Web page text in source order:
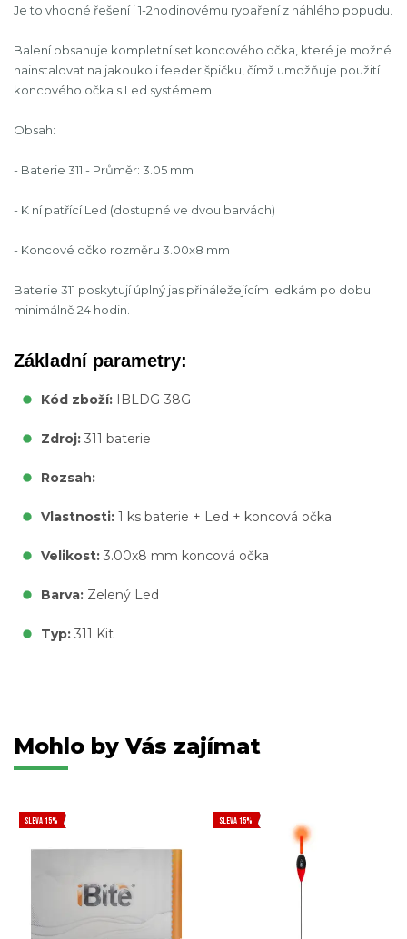
Je to vhodné řešení i 1-2hodinovému rybaření z náhlého popudu.
Balení obsahuje kompletní set koncového očka, které je možné
nainstalovat na jakoukoli feeder špičku, čímž umožňuje použití
koncového očka s Led systémem.
Obsah:
- Baterie 311 - Průměr: 3.05 mm
- K ní patřící Led (dostupné ve dvou barvách)
- Koncové očko rozměru 3.00x8 mm
Baterie 311 poskytují úplný jas přináležejícím ledkám po dobu
minimálně 24 hodin.
Základní parametry:
Kód zboží: IBLDG-38G
Zdroj: 311 baterie
Rozsah:
Vlastnosti: 1 ks baterie + Led + koncová očka
Velikost: 3.00x8 mm koncová očka
Barva: Zelený Led
Typ: 311 Kit
Mohlo by Vás zajímat
SLEVA 15% SLEVA 15%